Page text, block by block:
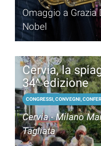
Omaggio a Grazia
Nobel
Cervia, la
34^ edizione
CONGRESSI, CONVEGNI,
Cervia - Milano
Tagliata